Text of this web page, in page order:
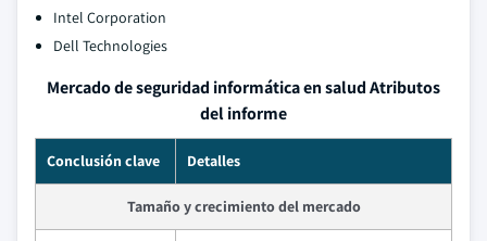
Intel Corporation
Dell Technologies
Mercado de seguridad informática en salud Atributos
del informe
Conclusión clave Detalles
Tamaño y crecimiento del mercado